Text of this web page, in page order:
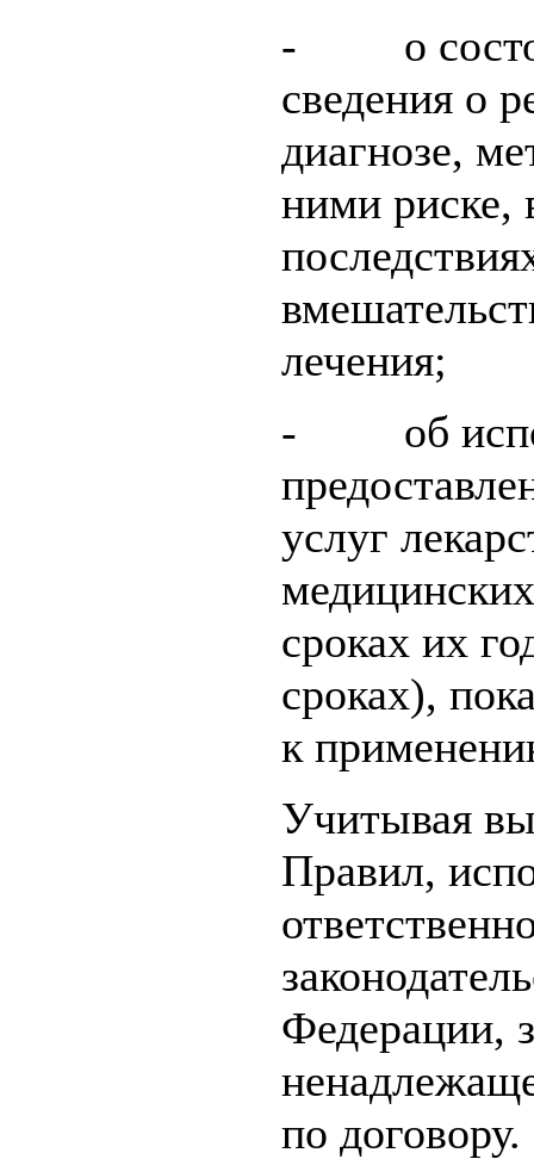
- о
сведения о
диагнозе,
ними риске,
лечения;
- об
услуг
сроках их
сроках),
к
Учитывая
Правил,
Федерации,
по